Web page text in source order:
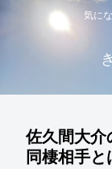
気に
佐久間大
同棲相手と